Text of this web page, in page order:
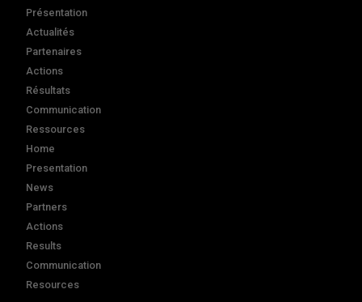
Présentation
Actualités
Partenaires
Actions
Résultats
Communication
Ressources
Home
Presentation
News
Partners
Actions
Results
Communication
Resources